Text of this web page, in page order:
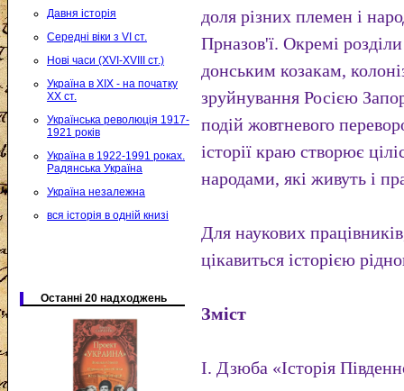
Давня історія
Середні віки з VI ст.
Нові часи (XVI-XVIII ст.)
Україна в XIX - на початку
XX ст.
Українська революція 1917-
1921 років
Україна в 1922-1991 роках.
Радянська Україна
Україна незалежна
вся історія в одній книзі
Останні 20 надходжень
доля різних племен і
Прназов'ї. Окремі
донським козакам,
зруйнування Росією
подій жовтневого
історії краю створює
народами, які живуть і
Для наукових
цікавиться історією
Зміст
І. Дзюба «Історія